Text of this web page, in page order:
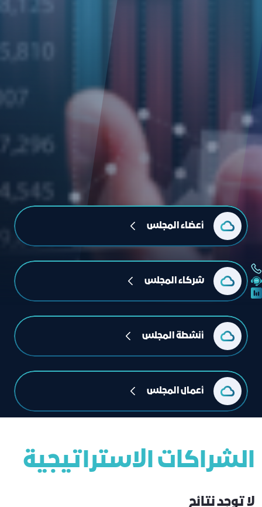
أعضاء المجلس
شركاء المجلس
أنشطة المجلس
أعمال المجلس
الشراكات الاستراتيجية
لا توجد نتائج